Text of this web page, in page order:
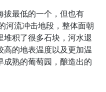
拔最低的一个，但也有
河流冲击地段，整体面朝
积了很多石块，河水退
的地表温度以及更加温
熟的葡萄园，酿造出的